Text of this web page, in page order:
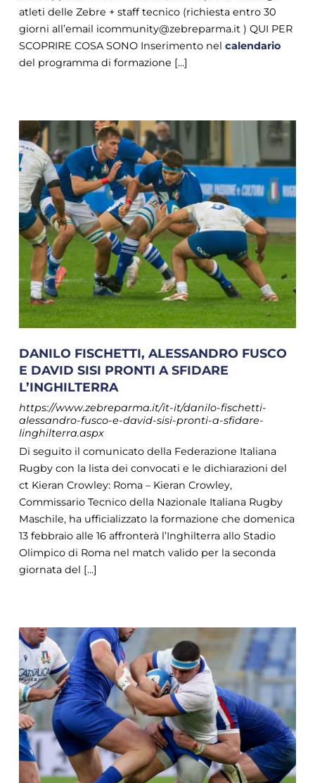
atleti delle Zebre + staff tecnico (richiesta entro 30
giorni all’email icommunity@zebreparma.it ) QUI PER
SCOPRIRE COSA SONO Inserimento nel calendario
del programma di formazione [...]
DANILO FISCHETTI, ALESSANDRO FUSCO
E DAVID SISI PRONTI A SFIDARE
L’INGHILTERRA
https://www.zebreparma.it/it-it/danilo-fischetti-
alessandro-fusco-e-david-sisi-pronti-a-sfidare-
linghilterra.aspx
Di seguito il comunicato della Federazione Italiana
Rugby con la lista dei convocati e le dichiarazioni del
ct Kieran Crowley: Roma – Kieran Crowley,
Commissario Tecnico della Nazionale Italiana Rugby
Maschile, ha ufficializzato la formazione che domenica
13 febbraio alle 16 affronterà l’Inghilterra allo Stadio
Olimpico di Roma nel match valido per la seconda
giornata del [...]